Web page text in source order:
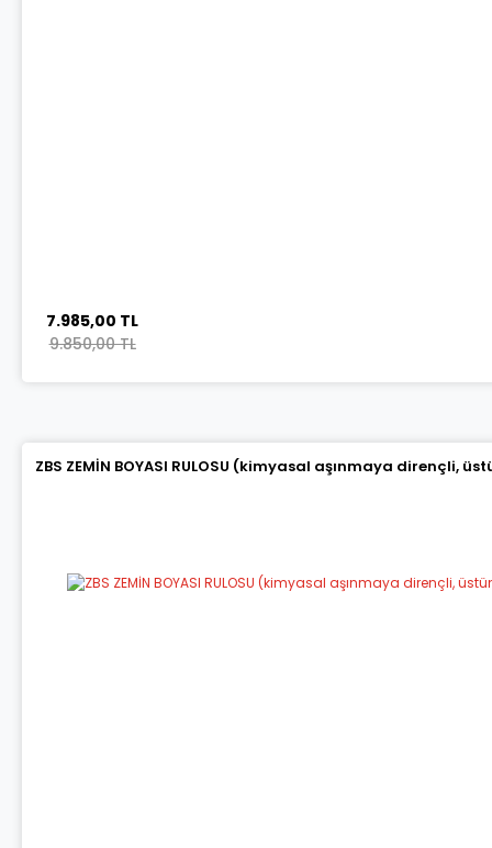
7.985,00 TL
9.850,00 TL
ZBS ZEMİN BOYASI RULOSU (kimyasal aşınmaya dirençli,